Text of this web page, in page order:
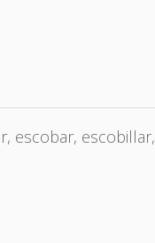
escobar, escobillar,